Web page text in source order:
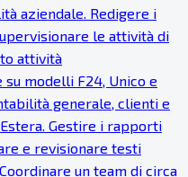
aziendale. Redigere i
le attività di
attività
modelli F24, Unico e
generale, clienti e
Gestire i rapporti
e revisionare testi
un team di circa